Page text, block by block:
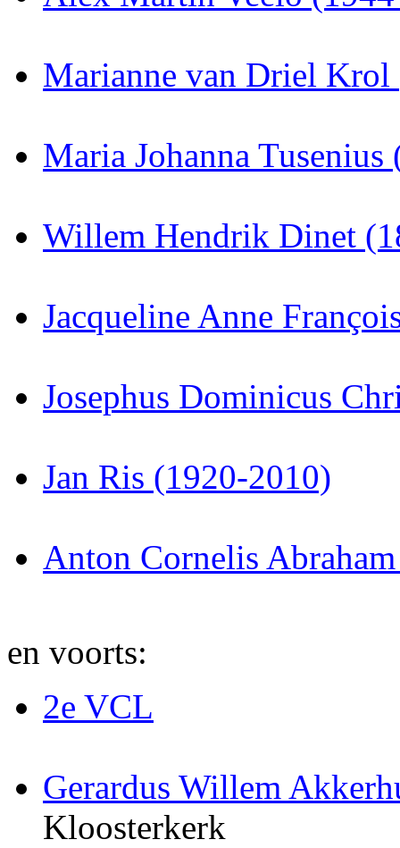
Marianne van Driel Krol
Maria Johanna
Willem Hendrik Dinet
Jacqueline Anne
Josephus Dominicus
Jan Ris (1920-2010)
Anton Cornelis
en voorts:
2e VCL
Gerardus Willem
Kloosterkerk